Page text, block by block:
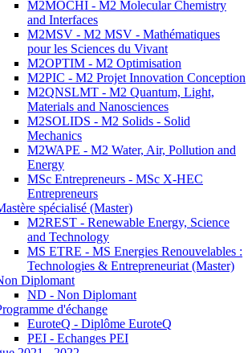
M2MOCHI - M2 Molecular Chemistry
and Interfaces
M2MSV - M2 MSV - Mathématiques
pour les Sciences du Vivant
M2OPTIM - M2 Optimisation
M2PIC - M2 Projet Innovation Conception
M2QNSLMT - M2 Quantum, Light,
Materials and Nanosciences
M2SOLIDS - M2 Solids - Solid
Mechanics
M2WAPE - M2 Water, Air, Pollution and
Energy
MSc Entrepreneurs - MSc X-HEC
Entrepreneurs
spécialisé (Master)
M2REST - Renewable Energy, Science
and Technology
MS ETRE - MS Energies Renouvelables :
Technologies & Entrepreneuriat (Master)
Diplomant
ND - Non Diplomant
d'échange
EuroteQ - Diplôme EuroteQ
PEI - Echanges PEI